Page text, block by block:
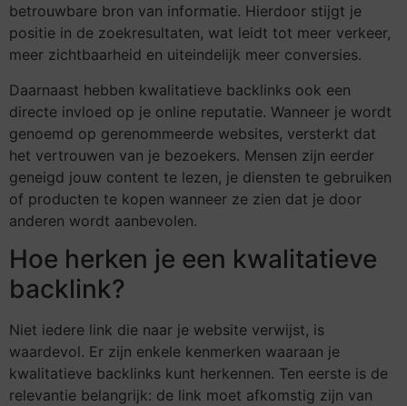
betrouwbare bron van informatie. Hierdoor stijgt je
positie in de zoekresultaten, wat leidt tot meer verkeer,
meer zichtbaarheid en uiteindelijk meer conversies.
Daarnaast hebben kwalitatieve backlinks ook een
directe invloed op je online reputatie. Wanneer je wordt
genoemd op gerenommeerde websites, versterkt dat
het vertrouwen van je bezoekers. Mensen zijn eerder
geneigd jouw content te lezen, je diensten te gebruiken
of producten te kopen wanneer ze zien dat je door
anderen wordt aanbevolen.
Hoe herken je een kwalitatieve
backlink?
Niet iedere link die naar je website verwijst, is
waardevol. Er zijn enkele kenmerken waaraan je
kwalitatieve backlinks kunt herkennen. Ten eerste is de
relevantie belangrijk: de link moet afkomstig zijn van